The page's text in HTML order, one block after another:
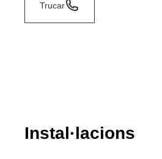
Trucar
Instal·lacions